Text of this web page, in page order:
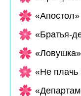
«Апостол»
«Братья-
«Ловушка»
«Не плачь